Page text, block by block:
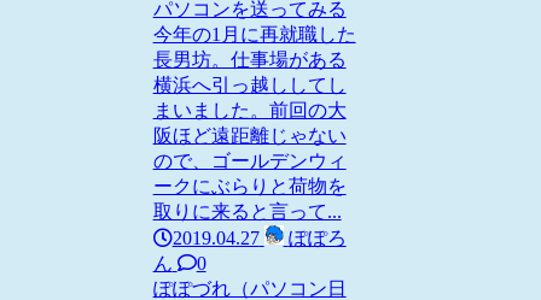
パソコンを送ってみる
今年の1月に再就職した
長男坊。仕事場がある
横浜へ引っ越ししてし
まいました。前回の大
阪ほど遠距離じゃない
ので、ゴールデンウィ
ークにぶらりと荷物を
取りに来ると言って...
2019.04.27
ぽぽろ
ん
0
ぽぽづれ（パソコン日